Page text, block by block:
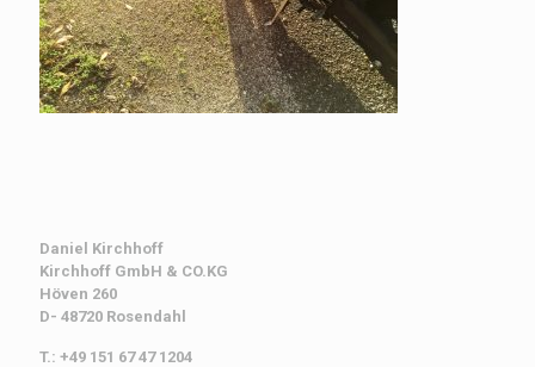
Daniel Kirchhoff
Kirchhoff GmbH & CO.KG
Höven 260
D- 48720 Rosendahl
T.: +49 151 67 47 1204